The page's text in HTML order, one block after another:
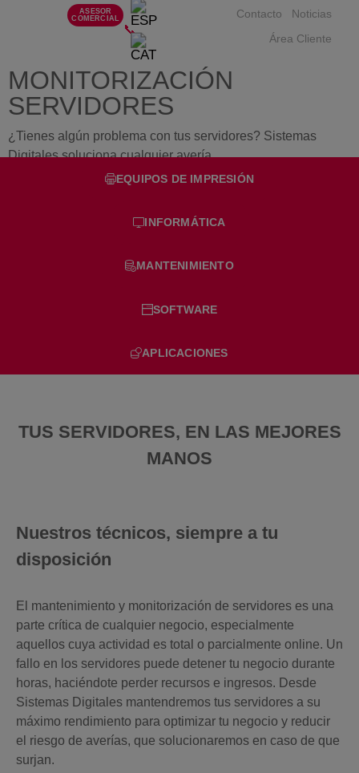
ASESOR
COMERCIAL
📞
Contacto
Noticias
Área Cliente
MONITORIZACIÓN
SERVIDORES
¿Tienes algún problema con tus servidores? Sistemas
Digitales soluciona cualquier avería.
EQUIPOS DE IMPRESIÓN
INFORMÁTICA
MANTENIMIENTO
SOFTWARE
APLICACIONES
TUS SERVIDORES, EN LAS MEJORES
MANOS
Nuestros técnicos, siempre a tu
disposición
El mantenimiento y monitorización de servidores es una
parte crítica de cualquier negocio, especialmente
aquellos cuya actividad es total o parcialmente online. Un
fallo en los servidores puede detener tu negocio durante
horas, haciéndote perder recursos e ingresos. Desde
Sistemas Digitales mantendremos tus servidores a su
máximo rendimiento para optimizar tu negocio y reducir
el riesgo de averías, que solucionaremos en caso de que
surjan.